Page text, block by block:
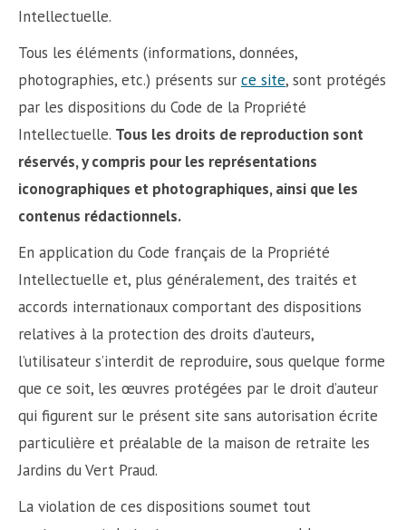
Intellectuelle.
Tous les éléments (informations, données,
photographies, etc.) présents sur ce site, sont protégés
par les dispositions du Code de la Propriété
Intellectuelle. Tous les droits de reproduction sont
réservés, y compris pour les représentations
iconographiques et photographiques, ainsi que les
contenus rédactionnels.
En application du Code français de la Propriété
Intellectuelle et, plus généralement, des traités et
accords internationaux comportant des dispositions
relatives à la protection des droits d’auteurs,
l’utilisateur s’interdit de reproduire, sous quelque forme
que ce soit, les œuvres protégées par le droit d’auteur
qui figurent sur le présent site sans autorisation écrite
particulière et préalable de la maison de retraite les
Jardins du Vert Praud.
La violation de ces dispositions soumet tout